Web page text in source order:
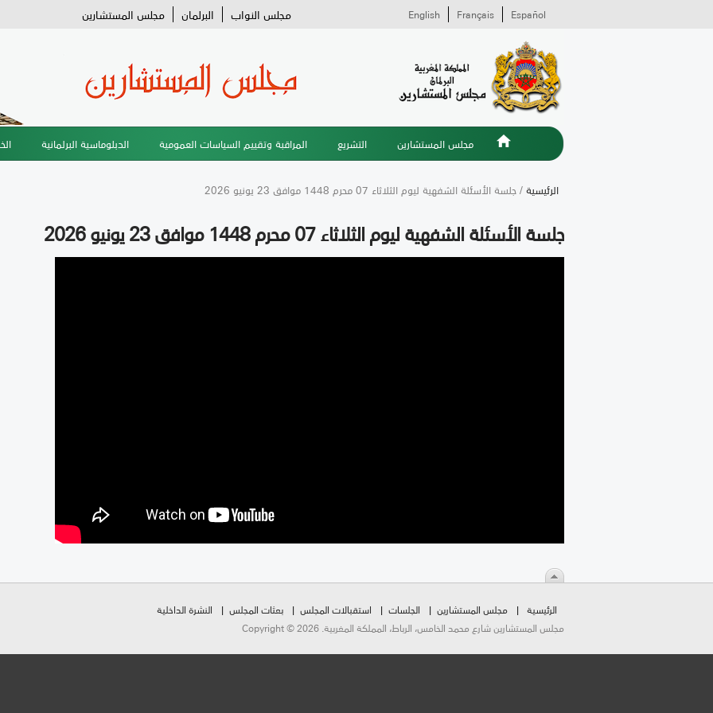
مجلس النواب البرلمان مجلس المستشارين Español
Français
English
مجلس المستشارين التشريع المراقبة وتقييم السياسات العمومية الدبلوماسية البرلمانية
الرئيسية/ جلسة الأسئلة الشفهية ليوم الثلاثاء 07 محرم 1448 موافق 23 يونيو 2026
جلسة الأسئلة الشفهية ليوم الثلاثاء 07 محرم 1448 موافق 23 يونيو 2026
الرئيسية مجلس المستشارين الجلسات استقبالات المجلس بعثات المجلس
النشرة الداخلية
مجلس المستشارين شارع محمد الخامس، الرباط، المملكة المغربية. Copyright © 2026